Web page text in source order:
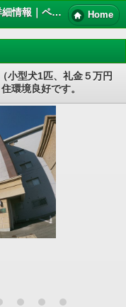
西宮市甲陽園西山町の物件詳細情報｜ペット 賃貸 Home
小型犬1匹、礼金５万円
環境良好です。